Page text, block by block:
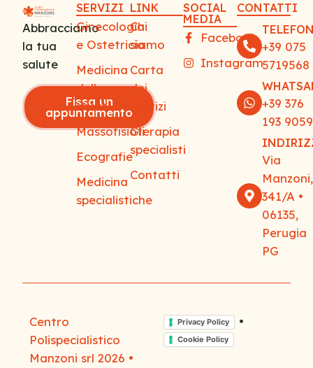
Abbracciamo
la tua
salute
Fissa un
appuntamento
SERVIZI
Ginecologia
e Ostetricia
Medicina
dello
sport
Massofisioterapia
Ecografie
Medicina
specialistiche
LINK
Chi
siamo
Carta
dei
servizi
Gli
specialisti
Contatti
SOCIAL
MEDIA
Facebook
Instagram
CONTATTI
+39 075
5719568
+39 376
193 9059
Via
Manzoni,
341/A •
06135,
Perugia
PG
Centro
Polispecialistico
Manzoni srl 2026 •
Privacy Policy •
Cookie Policy